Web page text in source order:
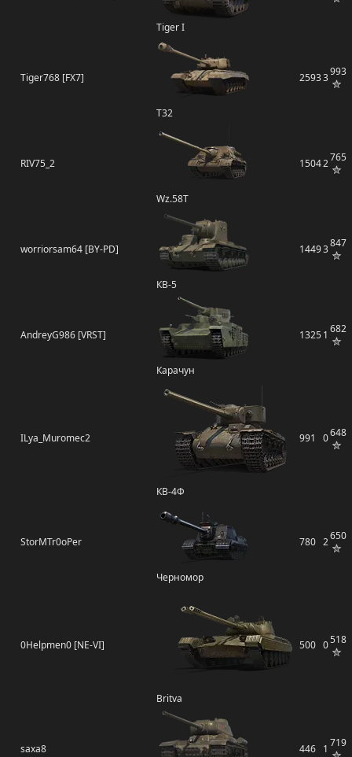
Tiger I
Tiger768 [FX7]
T32
25933993
RIV75_2
Wz.58Т
15042765
worriorsam64 [BY-PD]
КВ-5
14493847
AndreyG986 [VRST]
Карачун
13251 682
ILya_Muromec2
КВ-4Ф
991 0648
StorMTr0oPer
Черномор
780 2650
0Helpmen0 [NE-VI]
Britva
500 0518
saxa8 446 1 719